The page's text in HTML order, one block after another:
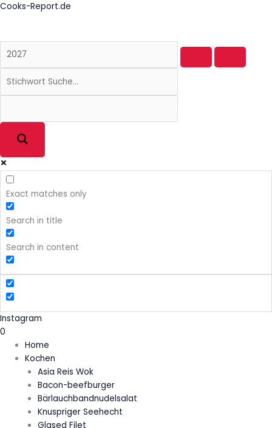
Zum
Cooks-Report.de
Exact matches only
Search in title
Search in content
Instagram
0
Home
Kochen
Asia Reis Wok
Bacon-beefburger
Bärlauchbandnudelsalat
Knuspriger Seehecht
Glased Filet